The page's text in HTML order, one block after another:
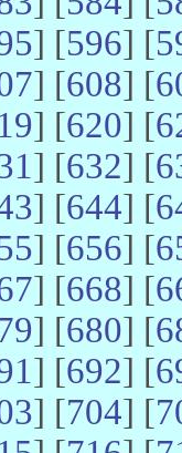
] [596] [
] [608] [
] [620] [
] [632] [
] [644] [
] [656] [
] [668] [
] [680] [
] [692] [
] [704] [